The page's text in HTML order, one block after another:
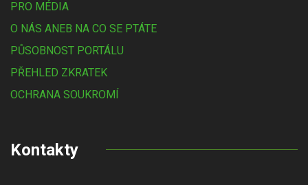
PRO MÉDIA
O NÁS ANEB NA CO SE PTÁTE
PŮSOBNOST PORTÁLU
PŘEHLED ZKRATEK
OCHRANA SOUKROMÍ
Kontakty